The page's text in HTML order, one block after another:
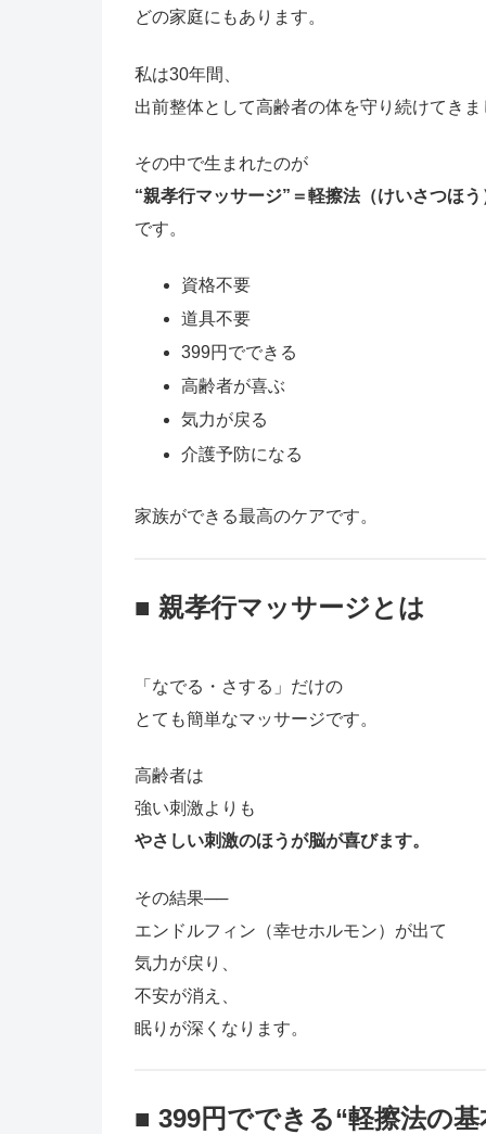
どの家庭にもあります。
私は30年間、
出前整体として高齢者の体を守り続けてきま
その中で生まれたのが
“親孝行マッサージ”＝軽擦法（けいさつほう
です。
資格不要
道具不要
399円でできる
高齢者が喜ぶ
気力が戻る
介護予防になる
家族ができる最高のケアです。
■ 親孝行マッサージとは
「なでる・さする」だけの
とても簡単なマッサージです。
高齢者は
強い刺激よりも
やさしい刺激のほうが脳が喜びます。
その結果──
エンドルフィン（幸せホルモン）が出て
気力が戻り、
不安が消え、
眠りが深くなります。
■ 399円でできる“軽擦法の基